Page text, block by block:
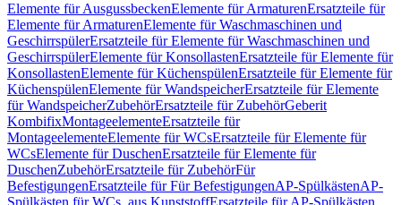
Elemente für AusgussbeckenElemente für ArmaturenErsatzteile für
Elemente für ArmaturenElemente für Waschmaschinen und
GeschirrspülerErsatzteile für Elemente für Waschmaschinen und
GeschirrspülerElemente für KonsollastenErsatzteile für Elemente für
KonsollastenElemente für KüchenspülenErsatzteile für Elemente für
KüchenspülenElemente für WandspeicherErsatzteile für Elemente
für WandspeicherZubehörErsatzteile für ZubehörGeberit
KombifixMontageelementeErsatzteile für
MontageelementeElemente für WCsErsatzteile für Elemente für
WCsElemente für DuschenErsatzteile für Elemente für
DuschenZubehörErsatzteile für ZubehörFür
BefestigungenErsatzteile für Für BefestigungenAP-SpülkästenAP-
Spülkästen für WCs, aus KunststoffErsatzteile für AP-Spülkästen